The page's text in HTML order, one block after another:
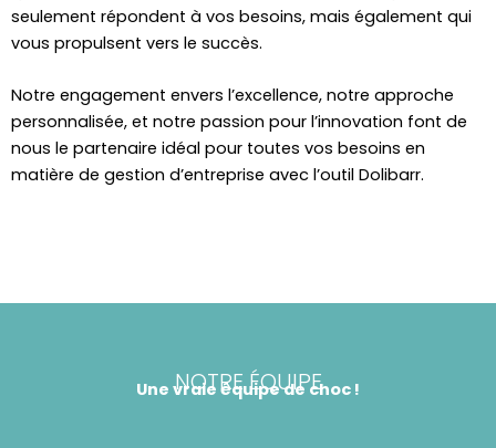
seulement répondent à vos besoins, mais également qui
vous propulsent vers le succès.
Notre engagement envers l’excellence, notre approche
personnalisée, et notre passion pour l’innovation font de
nous le partenaire idéal pour toutes vos besoins en
matière de gestion d’entreprise avec l’outil Dolibarr.
NOTRE ÉQUIPE
Une vraie équipe de choc !